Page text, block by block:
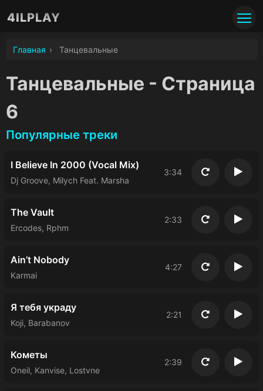
4ILPLAY
Главная › Танцевальные
Танцевальные - Страница
6
Популярные треки
I Believe In 2000 (Vocal Mix)
Dj Groove, Milych Feat. Marsha
3:34 Повторить
The Vault
Ercodes, Rphm
2:33 Повторить
Ain’t Nobody
Karmai
4:27 Повторить
Я тебя украду
Koji, Barabanov
2:21 Повторить
Кометы
Oneil, Kanvise, Lostvne
2:39 Повторить